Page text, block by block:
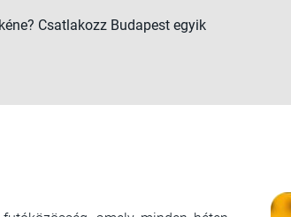
Csatlakozz Budapest egyik